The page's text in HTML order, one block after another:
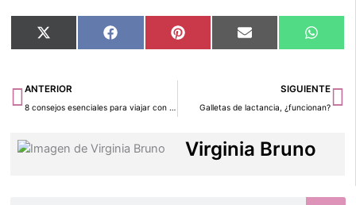
Compartir
en
X
(Twitter)
Compartir
en
Facebook Compartir
en
Pinterest Compartir
en
Email
en
Ant
ANTERIOR
8 consejos esenciales para viajar con niños pequeños
SIGUIENTE
Galletas de lactancia, ¿funcionan?
Virginia Bruno